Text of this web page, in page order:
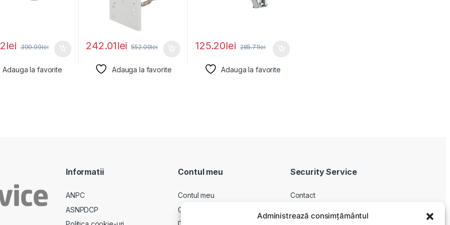
Administrează consimțământul
lei 399.99lei
Adauga la favorite
242.01lei 552.09lei
Adauga la favorite
125.20lei 285.71lei
Adauga la favorite
Informatii
ANPC
ASNPDCP
Contul meu
Contul meu
Comenzi
Security Service
Contact